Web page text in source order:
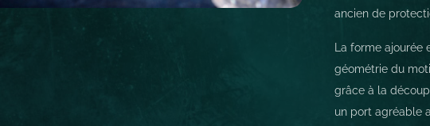
ancien de
La forme
géométrie du
grâce à la
un port agréable